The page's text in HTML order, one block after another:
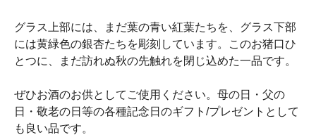
グラス上部には、まだ葉の青い紅葉たちを、グラス下部
には黄緑色の銀杏たちを彫刻しています。このお猪口ひ
とつに、まだ訪れぬ秋の先触れを閉じ込めた一品です。
ぜひお酒のお供としてご使用ください。母の日・父の
日・敬老の日等の各種記念日のギフト/プレゼントとして
も良い品です。